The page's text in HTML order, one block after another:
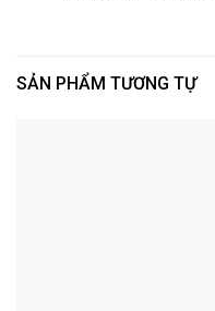
SẢN PHẨM TƯƠNG TỰ